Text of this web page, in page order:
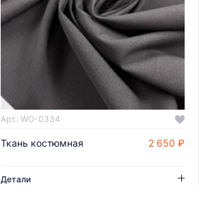
Арт.: WO-0334
Ткань костюмная 2 650 ₽
Детали